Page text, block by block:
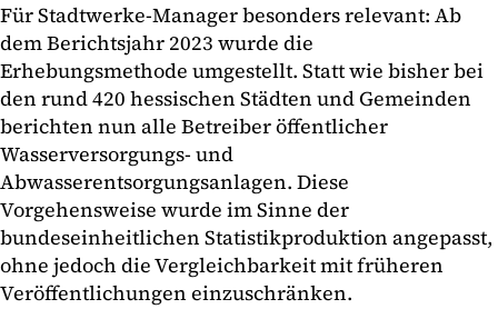
Für Stadtwerke-Manager besonders relevant: Ab
dem Berichtsjahr 2023 wurde die
Erhebungsmethode umgestellt. Statt wie bisher bei
den rund 420 hessischen Städten und Gemeinden
berichten nun alle Betreiber öffentlicher
Wasserversorgungs- und
Abwasserentsorgungsanlagen. Diese
Vorgehensweise wurde im Sinne der
bundeseinheitlichen Statistikproduktion angepasst,
ohne jedoch die Vergleichbarkeit mit früheren
Veröffentlichungen einzuschränken.